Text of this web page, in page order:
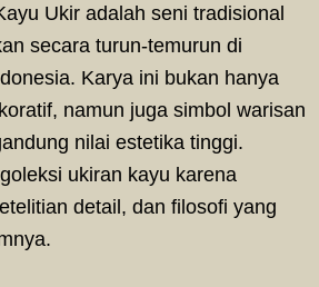
Ukir adalah seni tradisional
secara turun-temurun di
Karya ini bukan hanya
namun juga simbol warisan
nilai estetika tinggi.
ukiran kayu karena
detail, dan filosofi yang